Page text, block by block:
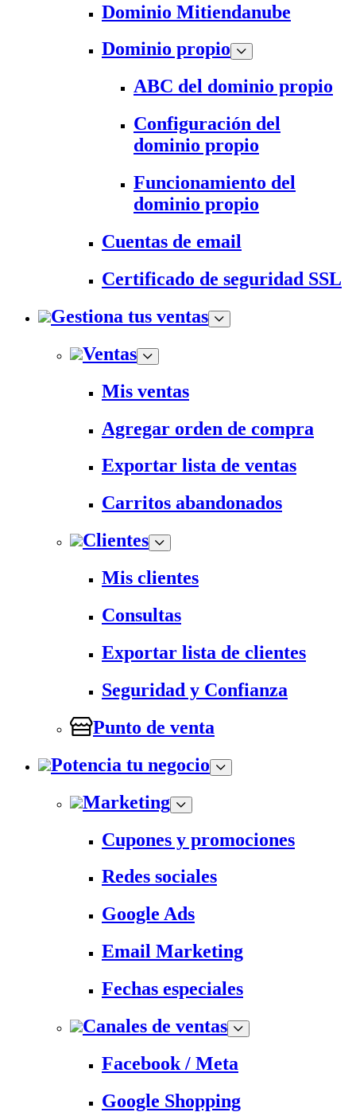
Dominio Mitiendanube
Dominio propio
ABC del dominio propio
Configuración del
dominio propio
Funcionamiento del
dominio propio
Cuentas de email
Certificado de seguridad SSL
Gestiona tus ventas
Ventas
Mis ventas
Agregar orden de compra
Exportar lista de ventas
Carritos abandonados
Clientes
Mis clientes
Consultas
Exportar lista de clientes
Seguridad y Confianza
Punto de venta
Potencia tu negocio
Marketing
Cupones y promociones
Redes sociales
Google Ads
Email Marketing
Fechas especiales
Canales de ventas
Facebook / Meta
Google Shopping